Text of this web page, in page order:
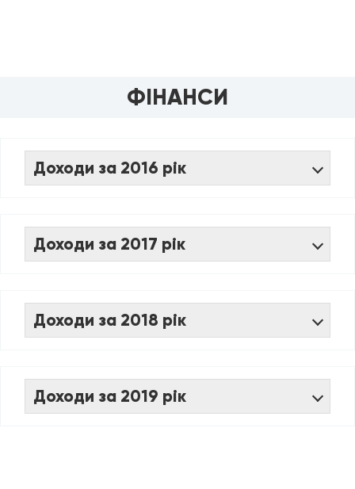
ФІНАНСИ
Доходи за 2016 рік
Доходи за 2017 рік
Доходи за 2018 рік
Доходи за 2019 рік